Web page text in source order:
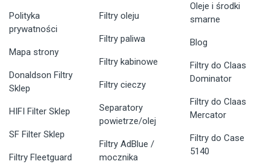
Polityka
prywatności
Mapa strony
Donaldson Filtry
Sklep
HIFI Filter Sklep
SF Filter Sklep
Filtry Fleetguard
Filtry oleju
Filtry paliwa
Filtry kabinowe
Filtry cieczy
Separatory
powietrze/olej
Filtry AdBlue /
mocznika
Oleje i środki
smarne
Blog
Filtry do Claas
Dominator
Filtry do Claas
Mercator
Filtry do Case
5140